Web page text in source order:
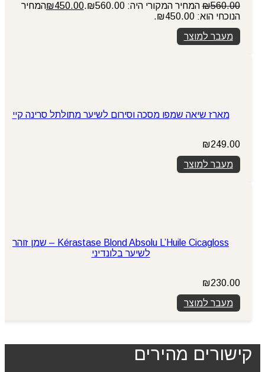
₪560.00 המחיר המקורי היה: ₪560.00. ₪450.00
המחיר
הנוכחי הוא: ₪450.00.
מעבר למוצר
מארז שיאה שמפו מסכה וסירום לשיער מתולתל סרינה קיי
₪249.00
מעבר למוצר
Kérastase Blond Absolu L’Huile Cicagloss – שמן זוהר
לשיער בלונדיני
₪230.00
מעבר למוצר
קישורים מהירים